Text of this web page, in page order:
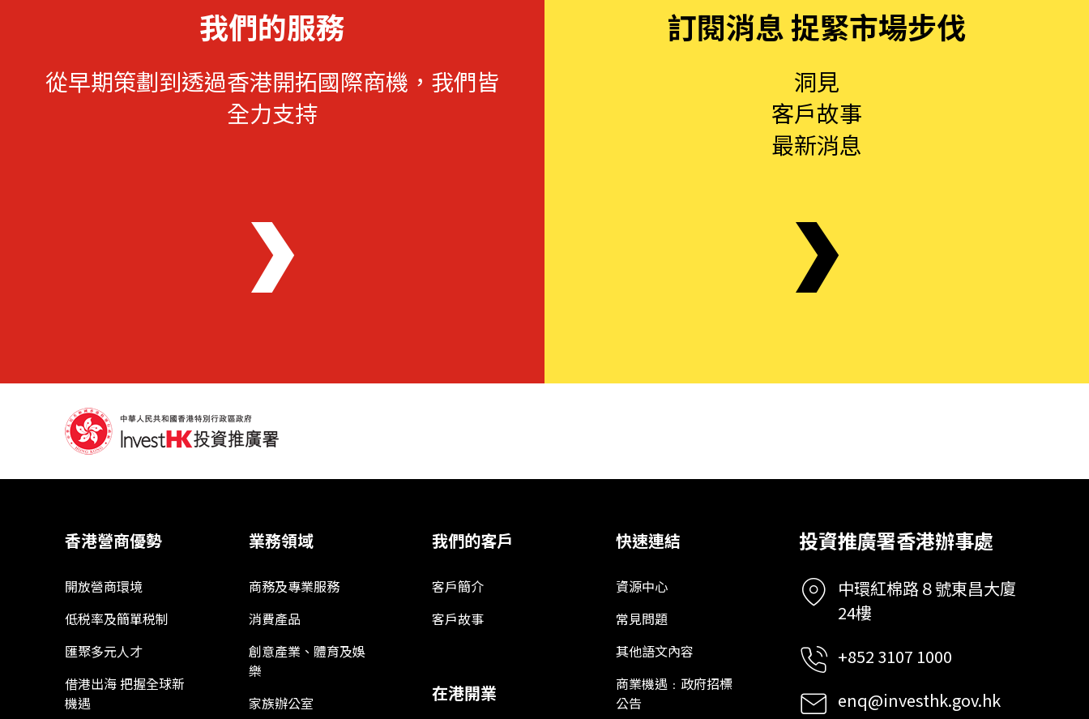
我們的服務
從早期策劃到透過香港開拓國際商機，我們皆
全力支持
訂閱消息 捉緊市場步伐
洞見
客戶故事
最新消息
香港營商優勢
開放營商環境
低税率及簡單税制
匯聚多元人才
借港出海 把握全球新
機遇
業務領域
商務及專業服務
消費產品
創意產業、體育及娛
樂
家族辦公室
我們的客戶
客戶簡介
客戶故事
在港開業
快速連結
資源中心
常見問題
其他語文內容
商業機遇﹕政府招標
公告
投資推廣署香港辦事處
中環紅棉路８號東昌大廈
24樓
+852 3107 1000
enq@investhk.gov.hk